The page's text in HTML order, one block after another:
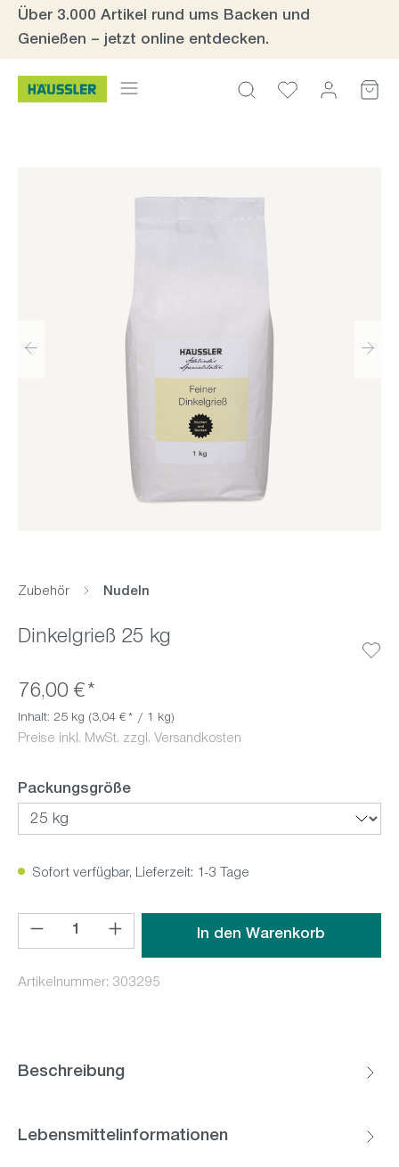
Zum Hauptinhalt springen
Über 3.000 Artikel rund ums Backen und
Genießen – jetzt online entdecken.
Zubehör Nudeln
Dinkelgrieß 25 kg
76,00 €*
Inhalt: 25 kg (3,04 €* / 1 kg)
Preise inkl. MwSt. zzgl. Versandkosten
Packungsgrößeauswählen
Sofort verfügbar, Lieferzeit: 1-3 Tage
Produkt Anzahl: Gib den gewünschten Wert ein oder
In den Warenkorb
Artikelnummer: 303295
Beschreibung
Lebensmittelinformationen